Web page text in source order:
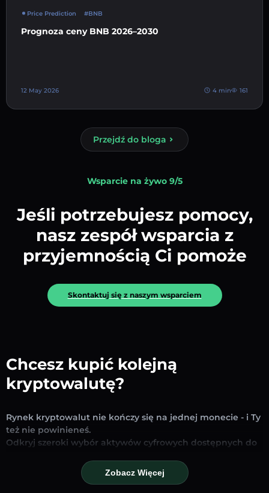
Price Prediction #BNB
Prognoza ceny BNB 2026–2030
12 May 2026 4 min 161
Przejdź do bloga
Wsparcie na żywo 9/5
Jeśli potrzebujesz pomocy,
nasz zespół wsparcia z
przyjemnością Ci pomoże
Skontaktuj się z naszym wsparciem
Chcesz kupić kolejną
kryptowalutę?
Rynek kryptowalut nie kończy się na jednej monecie - i Ty
też nie powinieneś.
Odkryj szeroki wybór aktywów cyfrowych dostępnych do
tego, czy szukasz uznanych stablecoinów, obiecujących
altcoinów czy nowych trendujących tokenów – znajdziesz
Zobacz Więcej